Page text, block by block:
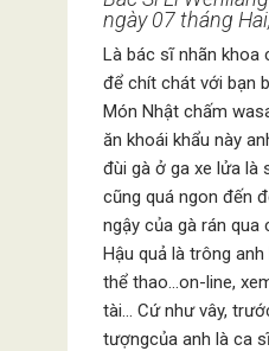
ngày 07 tháng
Là bác sĩ nhãn khoa
để chít chát với bạn
Món Nhật chấm
ăn khoái khẩu này
đùi gà ở ga xe lửa là
cũng quá ngon đến
ngậy của gà rán
Hậu quả là trông
thể thao…on-line,
tài… Cứ như vây,
tượngcủa anh là ca